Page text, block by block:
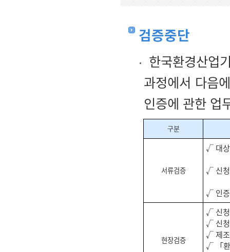
검증중단
한국환경산업
과정에서 다음
인증에 관한 업
구분
서류검증
√ 대상
√ 신청
√ 인증
현장검증
√ 신청
√ 신청
√ 제조
√ 「환